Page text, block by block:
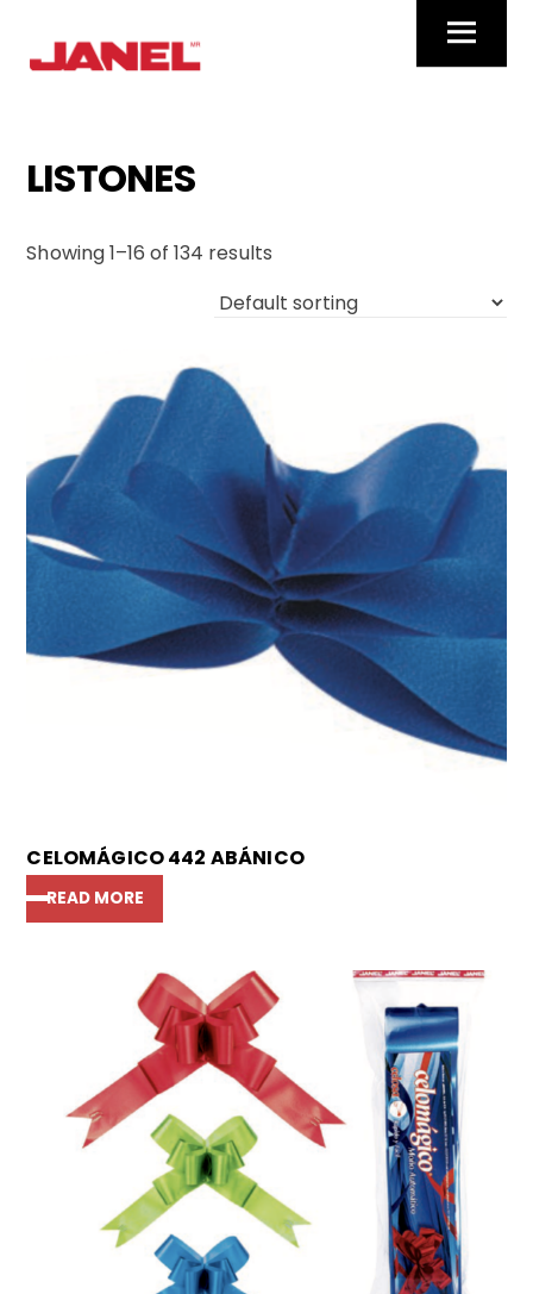
content
Menu
LISTONES
Showing 1–16 of 134 results
CELOMÁGICO 442 ABÁNICO
READ MORE